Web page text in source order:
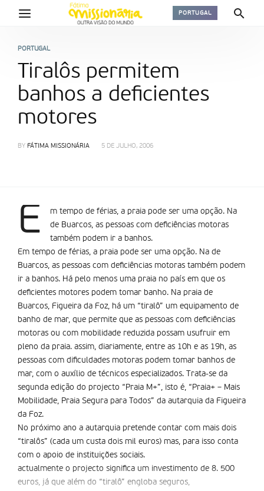
PORTUGAL
PORTUGAL
Tiralôs permitem
banhos a deficientes
motores
BY FÁTIMA MISSIONÁRIA 5 DE JULHO, 2006
E
m tempo de férias, a praia pode ser uma opção. Na
de Buarcos, as pessoas com deficiências motoras
também podem ir a banhos.
Em tempo de férias, a praia pode ser uma opção. Na de
Buarcos, as pessoas com deficiências motoras também podem
ir a banhos. Há pelo menos uma praia no país em que os
deficientes motores podem tomar banho. Na praia de
Buarcos, Figueira da Foz, há um “tiralô” um equipamento de
banho de mar, que permite que as pessoas com deficiências
motoras ou com mobilidade reduzida possam usufruir em
pleno da praia. assim, diariamente, entre as 10h e as 19h, as
pessoas com dificuldades motoras podem tomar banhos de
mar, com o auxí­lio de técnicos especializados. Trata-se da
segunda edição do projecto “Praia M+”, isto é, “Praia+ – Mais
Mobilidade, Praia Segura para Todos” da autarquia da Figueira
da Foz.
No próximo ano a autarquia pretende contar com mais dois
“tiralôs” (cada um custa dois mil euros) mas, para isso conta
com o apoio de instituições sociais.
actualmente o projecto significa um investimento de 8. 500
euros, já que além do “tiralô” engloba seguros,